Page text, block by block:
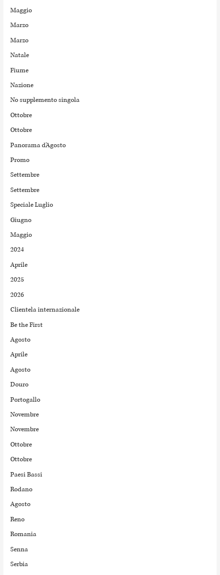
Maggio
Marzo
Marzo
Natale
Fiume
Nazione
No supplemento singola
Ottobre
Ottobre
Panorama d'Agosto
Promo
Settembre
Settembre
Speciale Luglio
Giugno
Maggio
2024
Aprile
2025
2026
Clientela internazionale
Be the First
Agosto
Aprile
Agosto
Douro
Portogallo
Novembre
Novembre
Ottobre
Ottobre
Paesi Bassi
Rodano
Agosto
Reno
Romania
Senna
Serbia